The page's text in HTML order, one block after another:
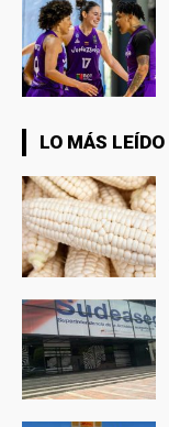
LO MÁS LEÍDO